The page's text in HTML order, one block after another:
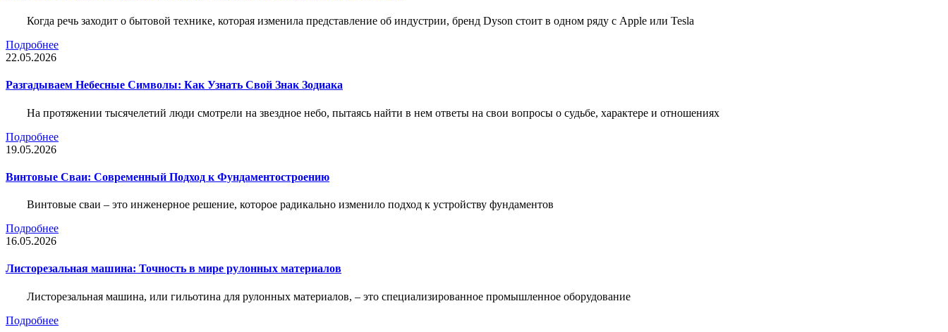
Когда речь заходит о бытовой технике, которая изменила представление об индустрии, бренд Dyson стоит в одном ряду с Apple или Tesla
Подробнее
22.05.2026
Разгадываем Небесные Символы: Как Узнать Свой Знак Зодиака
На протяжении тысячелетий люди смотрели на звездное небо, пытаясь найти в нем ответы на свои вопросы о судьбе, характере и отношениях
Подробнее
19.05.2026
Винтовые Сваи: Современный Подход к Фундаментостроению
Винтовые сваи – это инженерное решение, которое радикально изменило подход к устройству фундаментов
Подробнее
16.05.2026
Листорезальная машина: Точность в мире рулонных материалов
Листорезальная машина, или гильотина для рулонных материалов, – это специализированное промышленное оборудование
Подробнее